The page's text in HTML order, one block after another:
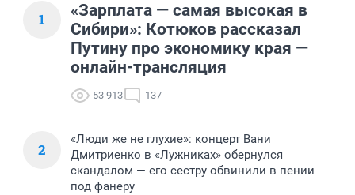
1
«Зарплата — самая высокая в
Сибири»: Котюков рассказал
Путину про экономику края —
онлайн-трансляция
53 913 137
2
«Люди же не глухие»: концерт Вани
Дмитриенко в «Лужниках» обернулся
скандалом — его сестру обвинили в пении
под фанеру